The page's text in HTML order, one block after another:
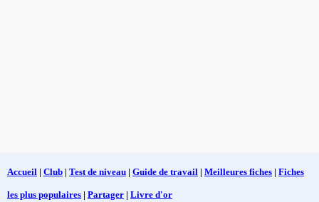
Accueil | Club | Test de niveau | Guide de travail | Meilleures fiches | Fiches
les plus populaires | Partager | Livre d'or